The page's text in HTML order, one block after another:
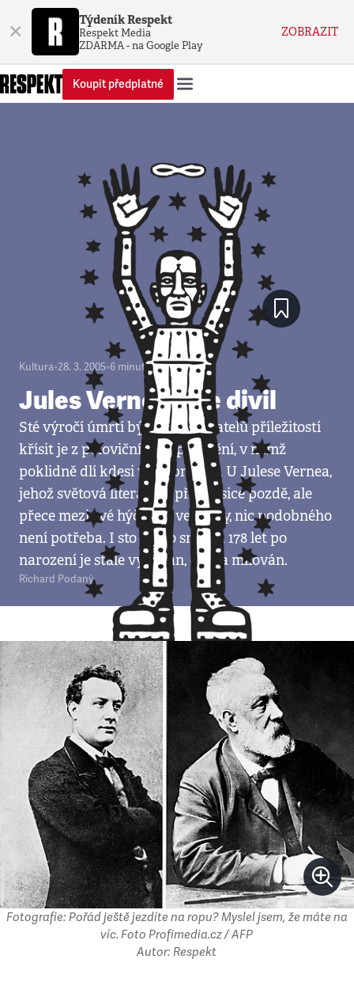
× Týdeník Respekt
Respekt Media
ZDARMA - na Google Play
ZOBRAZIT
Koupit předplatné
Kultura•28. 3. 2005•6 minut
Jules Verne by se divil
Sté výročí úmrtí bývá u spisovatelů příležitostí
křísit je z polovičního zapomnění, v němž
poklidně dlí kdesi v učebnicích. U Julese Vernea,
jehož světová literatura přijala sice pozdě, ale
přece mezi své hýčkané velikány, nic podobného
není potřeba. I sto let po smrti a 178 let po
narození je stále vydáván, čten a milován.
Richard Podaný
Fotografie: Pořád ještě jezdíte na ropu? Myslel jsem, že máte na
víc. Foto Profimedia.cz / AFP
Autor: Respekt